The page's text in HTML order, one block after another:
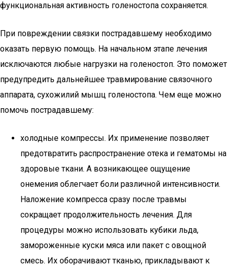
функциональная активность голеностопа сохраняется.
При повреждении связки пострадавшему необходимо
оказать первую помощь. На начальном этапе лечения
исключаются любые нагрузки на голеностоп. Это поможет
предупредить дальнейшее травмирование связочного
аппарата, сухожилий мышц голеностопа. Чем еще можно
помочь пострадавшему:
холодные компрессы. Их применение позволяет
предотвратить распространение отека и гематомы на
здоровые ткани. А возникающее ощущение
онемения облегчает боли различной интенсивности.
Наложение компресса сразу после травмы
сокращает продолжительность лечения. Для
процедуры можно использовать кубики льда,
замороженные куски мяса или пакет с овощной
смесь. Их оборачивают тканью, прикладывают к